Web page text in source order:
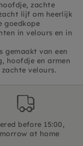
zachte
lijf om heerlijk
goedkope
in velours en in
gemaakt van een
hoofdje en armen
velours.
before 15:00,
at home